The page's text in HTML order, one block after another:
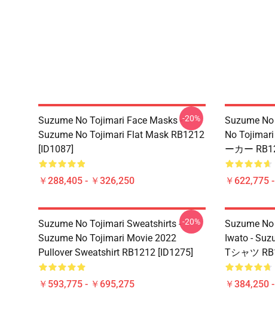
Suzume No Tojimari Face Masks -
Suzume No Tojimari Flat Mask RB1212
[ID1087]
￥288,405 - ￥326,250
-20%
Suzume
No
ーカー
￥622,775
Suzume No Tojimari Sweatshirts -
Suzume No Tojimari Movie 2022
Pullover Sweatshirt RB1212 [ID1275]
￥593,775 - ￥695,275
-20%
Suzume
Iwato -
Tシャツ
￥384,250